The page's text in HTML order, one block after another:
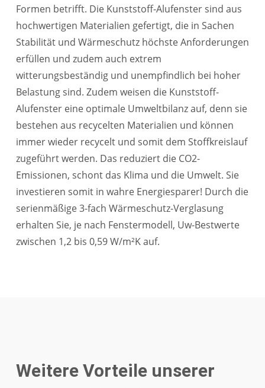
Formen betrifft. Die Kunststoff-Alufenster sind aus
hochwertigen Materialien gefertigt, die in Sachen
Stabilität und Wärmeschutz höchste Anforderungen
erfüllen und zudem auch extrem
witterungsbeständig und unempfindlich bei hoher
Belastung sind. Zudem weisen die Kunststoff-
Alufenster eine optimale Umweltbilanz auf, denn sie
bestehen aus recycelten Materialien und können
immer wieder recycelt und somit dem Stoffkreislauf
zugeführt werden. Das reduziert die CO2-
Emissionen, schont das Klima und die Umwelt. Sie
investieren somit in wahre Energiesparer! Durch die
serienmäßige 3-fach Wärmeschutz-Verglasung
erhalten Sie, je nach Fenstermodell, Uw-Bestwerte
zwischen 1,2 bis 0,59 W/m²K auf.
Weitere Vorteile unserer